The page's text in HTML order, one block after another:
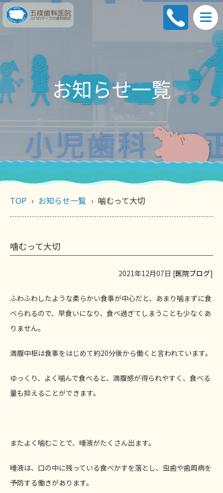
お知らせ一覧
TOP お知らせ一覧 噛むって大切
噛むって大切
2021年12月07日 [医院ブログ]
ふわふわしたような柔らかい食事が中心だと、あまり噛まずに食
べられるので、早食いになり、食べ過ぎてしまうことも少なくあ
りません。
満腹中枢は食事をはじめて約20分後から働くと言われています。
ゆっくり、よく噛んで食べると、満腹感が得られやすく、食べる
量も抑えることができます。
またよく噛むことで、唾液がたくさん出ます。
唾液は、口の中に残っている食べかすを落とし、虫歯や歯周病を
予防する働きがあります。